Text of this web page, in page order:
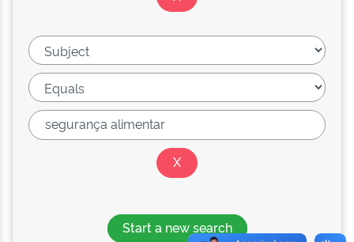
Start a new search